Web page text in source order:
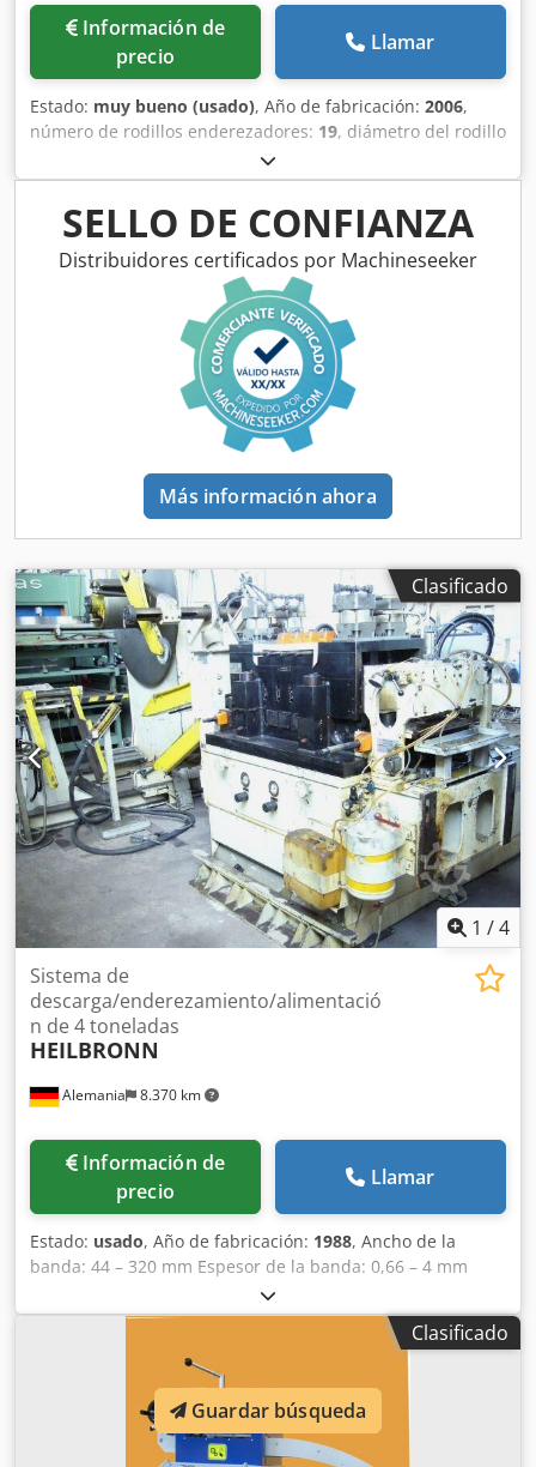
Información de
precio
Llamar
Estado: muy bueno (usado), Año de fabricación: 2006,
número de rodillos enderezadores: 19, diámetro del rodillo
, anchura de trabajo:
Ancho de banda: máx. 1.600 mm Espesor de banda: 0,4 - 3
mm Tipo de construcción: 6 hi/casete Número de rodillos
enderezadores: 19 Dodpfx Adoy Nxv Noqsck Diámetro de
rodillos enderezadores: 55 mm Diámetro de rodillos
SELLO DE CONFIANZA
Distribuidores certificados por Machineseeker
Más información ahora
Clasificado
1 /4
Alemania 8.370 km
Sistema de
descarga/enderezamiento/alimentació
n de 4 toneladas
HEILBRONN
Información de
precio
Llamar
Estado: usado, Año de fabricación: 1988, Ancho de la
banda: 44 – 320 mm Espesor de la banda: 0,66 – 4 mm
Sección transversal de la banda: máx. 930 mm² Material de
referencia (resistencia a la tracción): St42-2 (500 N/mm²)
Límite elástico: máx. 280 N/mm² Peso máximo de la
bobina: 4 t Diámetro máximo de la bobina: 1.500 mm
Dsdpelil Ewjfx Adqjck
Clasificado
Guardar búsqueda